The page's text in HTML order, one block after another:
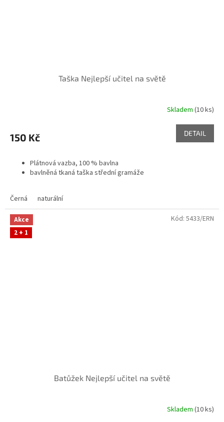
Taška Nejlepší učitel na světě
Skladem (10 ks)
150 Kč DETAIL
Plátnová vazba, 100 % bavlna
bavlněná tkaná taška střední gramáže
Černá naturální
Akce
2 + 1
Batůžek Nejlepší učitel na světě
Skladem (10 ks)
Kód: 5433/ERN